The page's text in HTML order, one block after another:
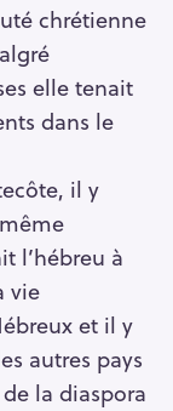
chrétienne
elle tenait
dans le
il y
l’hébreu à
vie
et il y
autres pays
la diaspora